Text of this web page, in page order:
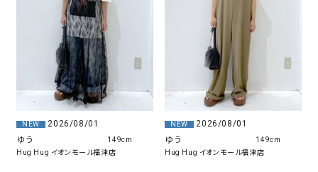
NEW
2026/08/01
ゆう
Hug Hug イオンモール福津店
149cm
NEW
2026/08/01
ゆう
Hug Hug イオンモール福津店
149cm